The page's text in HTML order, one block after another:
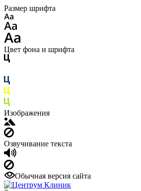
Размер шрифта
Цвет фона и шрифта
Изображения
Озвучивание текста
Обычная версия сайта